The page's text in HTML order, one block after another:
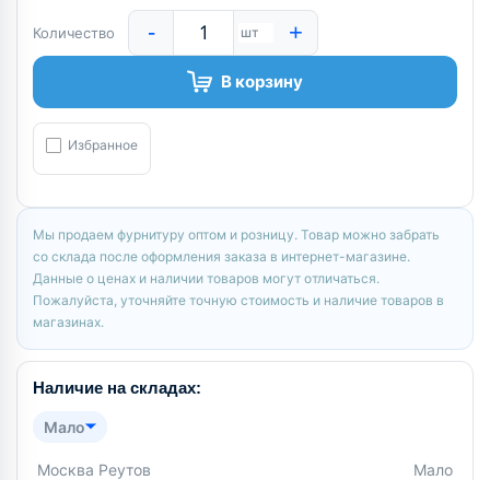
Количество - шт +
В корзину
Избранное
Мы продаем фурнитуру оптом и розницу. Товар можно забрать
со склада после оформления заказа в интернет-магазине.
Данные о ценах и наличии товаров могут отличаться.
Пожалуйста, уточняйте точную стоимость и наличие товаров в
магазинах.
Наличие на складах:
Мало
Москва Реутов
Мало